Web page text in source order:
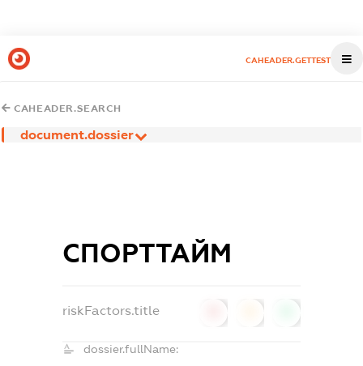
CAHEADER.GETTEST
CAHEADER.SEARCH
document.dossier
СПОРТТАЙМ
riskFactors.title
dossier.fullName: